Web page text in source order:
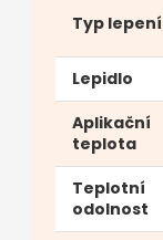
Typ lepení
Lepidlo
Aplikační
teplota
Teplotní
odolnost